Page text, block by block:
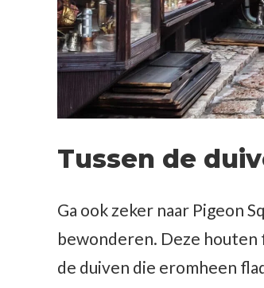
Tussen de
Ga ook zeker naar Pigeon
bewonderen. Deze houten
de duiven die eromheen